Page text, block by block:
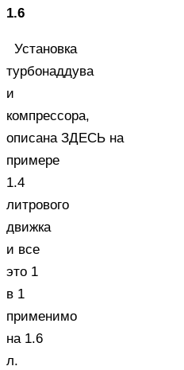
1.6
Установка
турбонаддува
и
компрессора,
описана ЗДЕСЬ на
примере
1.4
литрового
движка
и все
это 1
в 1
применимо
на 1.6
л.